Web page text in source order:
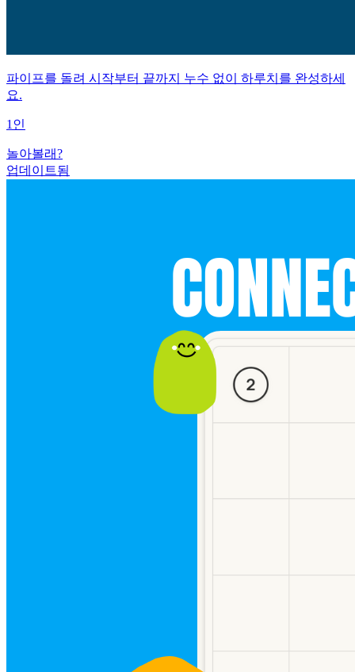
파이프를 돌려 시작부터 끝까지 누수 없이 하루치를 완성하세
요.
1인
놀아볼래?
업데이트됨